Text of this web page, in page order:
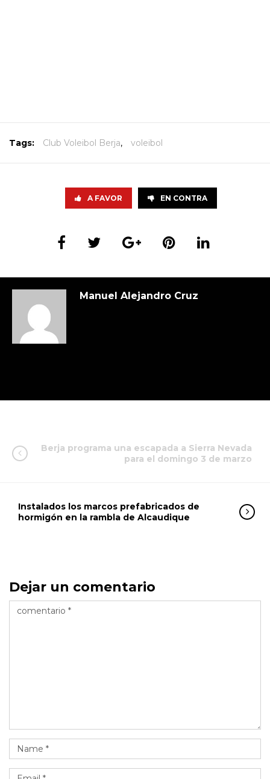
Tags: Club Voleibol Berja, voleibol
A FAVOR EN CONTRA
Manuel Alejandro Cruz
Berja programa una escapada a Sierra Nevada
para el domingo 3 de marzo
Instalados los marcos prefabricados de
hormigón en la rambla de Alcaudique
Dejar un comentario